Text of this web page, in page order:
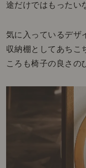
途だけではもったい
気に入っているデザ
収納棚としてあちこ
ころも椅子の良さの